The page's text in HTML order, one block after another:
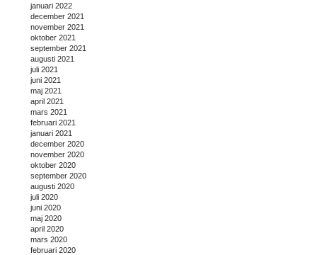
januari 2022
december 2021
november 2021
oktober 2021
september 2021
augusti 2021
juli 2021
juni 2021
maj 2021
april 2021
mars 2021
februari 2021
januari 2021
december 2020
november 2020
oktober 2020
september 2020
augusti 2020
juli 2020
juni 2020
maj 2020
april 2020
mars 2020
februari 2020